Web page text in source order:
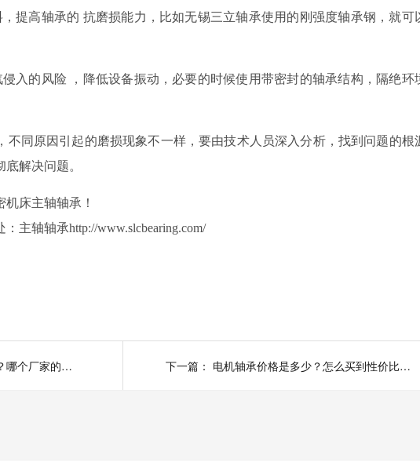
提高轴承的 抗磨损能力 ，比如无锡三立轴承使用的刚强度轴承钢，就可
入 的风险 ，降低设备振动， 必要的时候使用带密封的轴承结构，隔绝环
同原因引起的磨损现象不一样，要由技术人员深入分析，找到问题的根
解决问题。
床主轴轴承！
主轴轴承http://www.slcbearing.com/
角接触球轴承优点有哪些？哪个厂家的好用？ 下一篇： 电机轴承价格是多少？怎么买到性价比高的电机轴承？